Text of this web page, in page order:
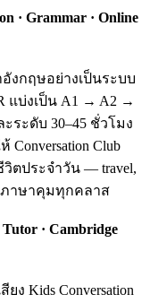
· Grammar · Online
งกฤษอย่างเป็นระบบ
แบ่งเป็น A1 → A2 →
ระดับ 30–45 ชั่วโมง
Conversation Club
วิตประจำวัน — travel,
งภาษาคุมทุกคลาส
Tutor · Cambridge
ง Kids Conversation